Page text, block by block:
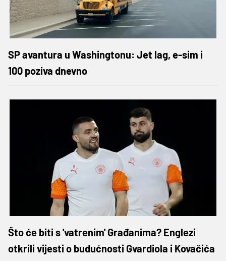
SP avantura u Washingtonu: Jet lag, e-sim i
100 poziva dnevno
Što će biti s 'vatrenim' Građanima? Englezi
otkrili vijesti o budućnosti Gvardiola i Kovačića